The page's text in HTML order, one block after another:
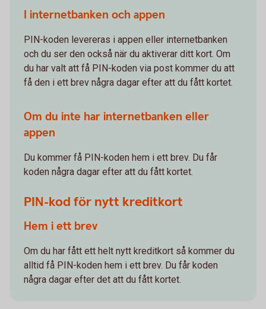
I internetbanken och appen
PIN-koden levereras i appen eller internetbanken
och du ser den också när du aktiverar ditt kort. Om
du har valt att få PIN-koden via post kommer du att
få den i ett brev några dagar efter att du fått kortet.
Om du inte har internetbanken eller
appen
Du kommer få PIN-koden hem i ett brev. Du får
koden några dagar efter att du fått kortet.
PIN-kod för nytt kreditkort
Hem i ett brev
Om du har fått ett helt nytt kreditkort så kommer du
alltid få PIN-koden hem i ett brev. Du får koden
några dagar efter det att du fått kortet.